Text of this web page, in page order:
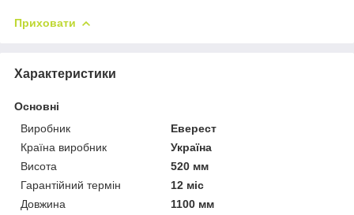
Приховати
Характеристики
Основні
Виробник
Еверест
Країна виробник
Україна
Висота
520 мм
Гарантійний термін
12 міс
Довжина
1100 мм